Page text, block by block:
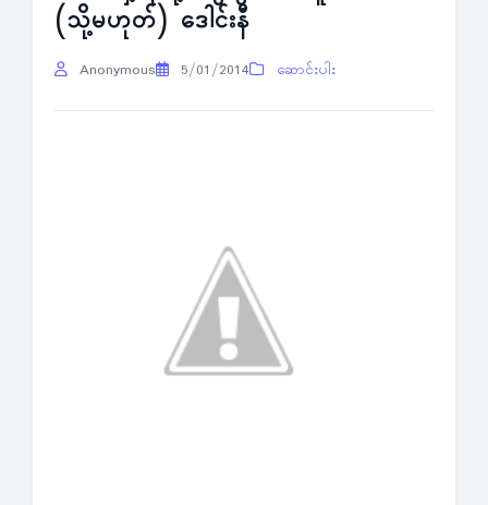
(သို့မဟုတ်) ဒေါင်းနီ
Anonymous 5/01/2014 ဆောင်းပါး